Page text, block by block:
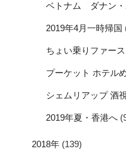
ベトナム ダナン・
2019年4月一時帰国
ちょい乗りファー
プーケット ホテル
シェムリアップ 酒
2019年夏・香港へ
2018年 (139)